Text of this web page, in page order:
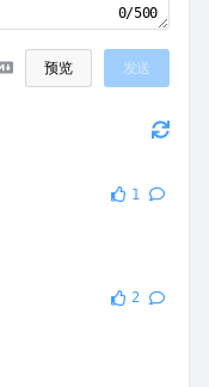
0/500
预览 发送
1
2